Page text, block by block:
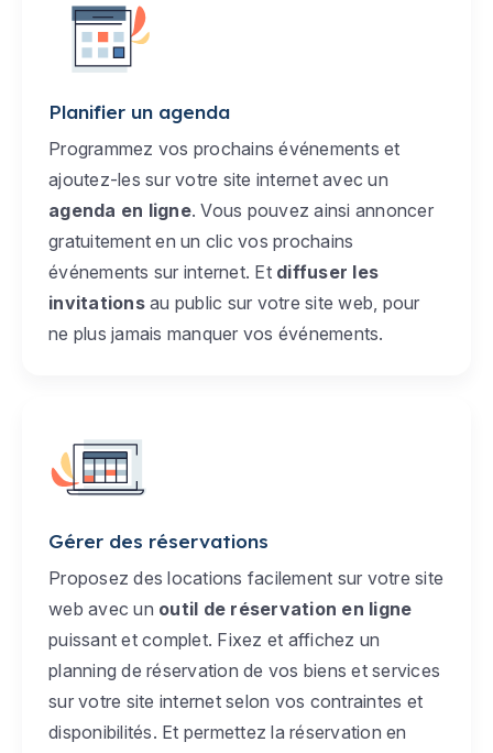
Planifier un agenda
Programmez vos prochains événements et
ajoutez-les sur votre site internet avec un
agenda en ligne. Vous pouvez ainsi annoncer
gratuitement en un clic vos prochains
événements sur internet. Et diffuser les
invitationsau public sur votre site web, pour
ne plus jamais manquer vos événements.
Gérer des réservations
Proposez des locations facilement sur votre site
web avec un outil de réservation en ligne
puissant et complet. Fixez et affichez un
planning de réservation de vos biens et services
sur votre site internet selon vos contraintes et
disponibilités. Et permettez la réservation en